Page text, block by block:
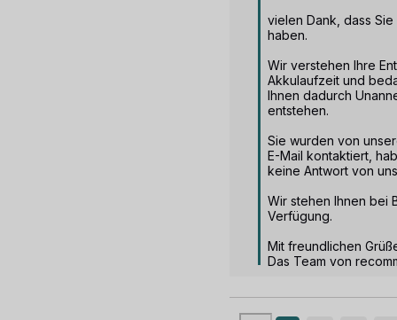
vielen Dank, dass
haben.
Wir verstehen Ihre
Akkulaufzeit und
Ihnen dadurch
entstehen.
Sie wurden von
E-Mail kontaktiert,
keine Antwort von
Wir stehen Ihnen bei
Verfügung.
Mit freundlichen
Das Team von